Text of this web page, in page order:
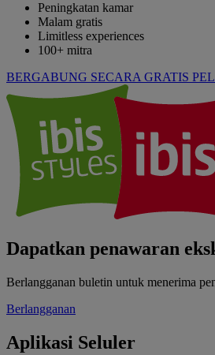
Peningkatan kamar
Malam gratis
Limitless experiences
100+ mitra
BERGABUNG SECARA GRATIS
Dapatkan penawaran
Berlangganan buletin untuk menerima
Berlangganan
Aplikasi Seluler